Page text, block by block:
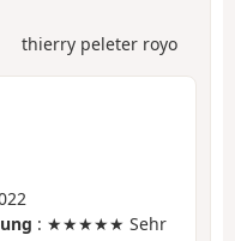
thierry peleter royo
: ★★★★★ Sehr